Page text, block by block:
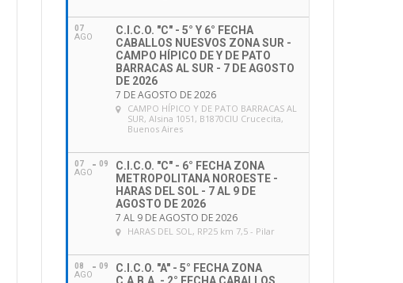
07
AGO
C.I.C.O. "C" - 5° Y 6° FECHA
CABALLOS NUESVOS ZONA SUR -
CAMPO HÍPICO DE Y DE PATO
BARRACAS AL SUR - 7 DE AGOSTO
DE 2026
7 DE AGOSTO DE 2026
CAMPO HÍPICO Y DE PATO BARRACAS AL
SUR, Alsina 1051, B1870CIU Crucecita,
Buenos Aires
07
AGO
09
C.I.C.O. "C" - 6° FECHA ZONA
METROPOLITANA NOROESTE -
HARAS DEL SOL - 7 AL 9 DE
AGOSTO DE 2026
7 AL 9 DE AGOSTO DE 2026
HARAS DEL SOL, RP25 km 7,5 - Pilar
08
AGO
09
C.I.C.O. "A" - 5° FECHA ZONA